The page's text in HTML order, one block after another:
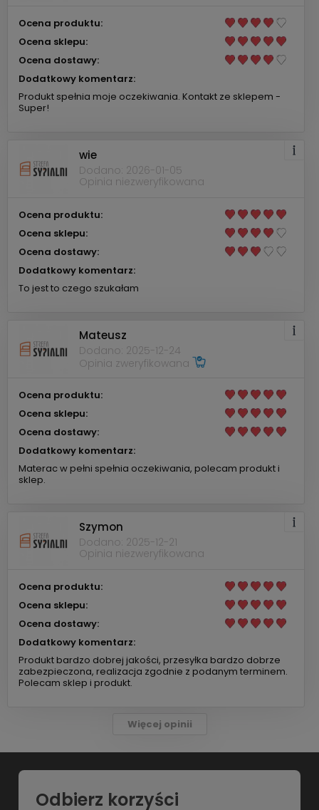
Ocena produktu:
Ocena sklepu:
Ocena dostawy:
Dodatkowy komentarz:
Produkt spełnia moje oczekiwania. Kontakt ze sklepem -
Super!
wie
Dodano: 2026-01-05
Opinia niezweryfikowana
Ocena produktu:
Ocena sklepu:
Ocena dostawy:
Dodatkowy komentarz:
To jest to czego szukałam
Mateusz
Dodano: 2025-12-24
Opinia zweryfikowana
Ocena produktu:
Ocena sklepu:
Ocena dostawy:
Dodatkowy komentarz:
Materac w pełni spełnia oczekiwania, polecam produkt i
sklep.
Szymon
Dodano: 2025-12-21
Opinia niezweryfikowana
Ocena produktu:
Ocena sklepu:
Ocena dostawy:
Dodatkowy komentarz:
Produkt bardzo dobrej jakości, przesyłka bardzo dobrze
zabezpieczona, realizacja zgodnie z podanym terminem.
Polecam sklep i produkt.
Więcej opinii
Odbierz korzyści